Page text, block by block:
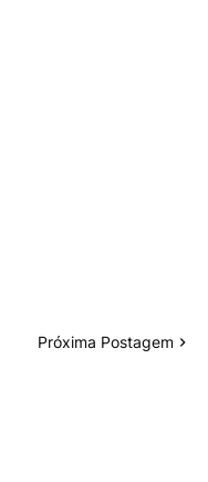
Próxima Postagem